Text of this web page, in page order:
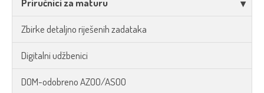
Priručnici za maturu
Zbirke detaljno riješenih zadataka
Digitalni udžbenici
DOM-odobreno AZOO/ASOO